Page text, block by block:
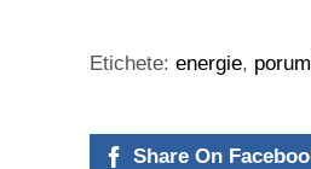
Etichete: energie,
Share On